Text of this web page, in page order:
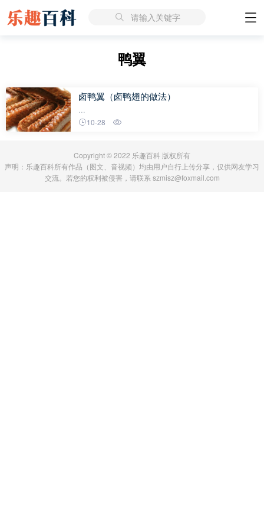
请输入关键字
鸭翼
卤鸭翼（卤鸭翅的做法）
...
10-28
Copyright © 2022 乐趣百科 版权所有
声明：乐趣百科所有作品（图文、音视频）均由用户自行上传分享，仅供网友学习
交流。若您的权利被侵害，请联系 szmisz@foxmail.com